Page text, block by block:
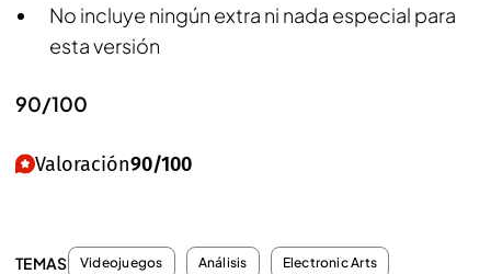
No incluye ningún extra ni nada especial para
esta versión
90/100
Valoración90/100
TEMAS Videojuegos Análisis Electronic Arts